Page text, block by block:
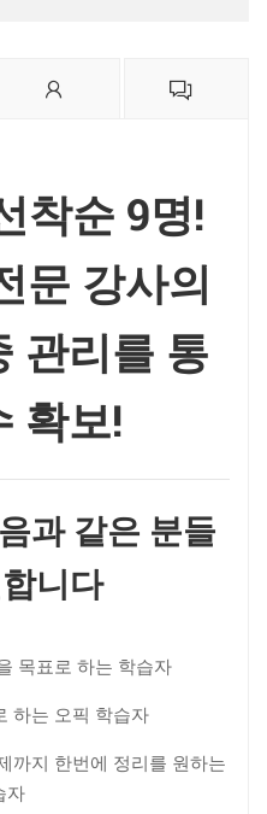
착순 9명!
문 강사의
관리를 통
확보!
과 같은 분들
니다
목표로 하는 학습자
하는 오픽 학습자
까지 한번에 정리를 원하는
자